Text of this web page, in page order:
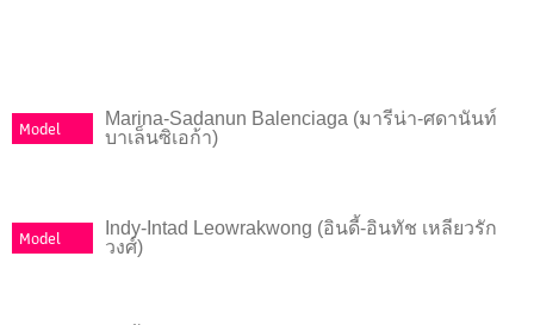
Model
Marina-Sadanun Balenciaga (มารีน่า-ศดานันท์
บาเล็นซิเอก้า)
Model
Indy-Intad Leowrakwong (อินดี้-อินทัช เหลียวรัก
วงศ์)